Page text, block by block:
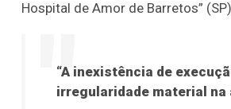
Hospital de Amor de Barretos”
“A inexistência de
irregularidade material na